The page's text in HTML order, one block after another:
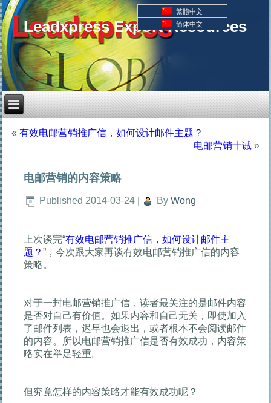
Leadxpress Export Resources
繁體中文
简体中文
«有效电邮营销推广信，如何设计邮件主题？
电邮营销十诫»
电邮营销的内容策略
Published 2014-03-24 By Wong
上次谈完“有效电邮营销推广信，如何设计邮件主
题？”，今次跟大家再谈有效电邮营销推广信的内容
策略。
对于一封电邮营销推广信，读者最关注的是邮件内容
是否对自己有价值。如果内容和自己无关，即使加入
了邮件列表，迟早也会退出，或者根本不会阅读邮件
的内容。所以电邮营销推广信是否有效成功，内容策
略实在举足轻重。
但究竟怎样的内容策略才能有效成功呢？